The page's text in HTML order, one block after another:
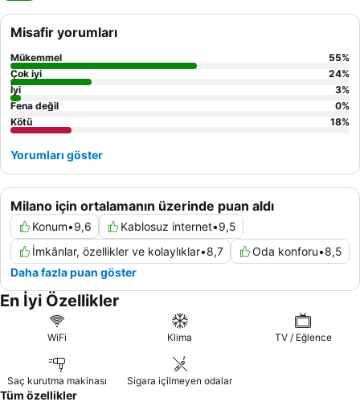
Milano için ortalamanın üzerinde puan aldı
Konum•9,6 Kablosuz internet•9,5
İmkânlar, özellikler ve kolaylıklar•8,7 Oda konforu•8,5
Daha fazla puan göster
Misafir yorumları
Mükemmel 55%
Çok iyi
24%
İyi
3%
Fena değil
0%
Kötü
18%
Yorumları göster
En İyi Özellikler
WiFi Klima TV / Eğlence
Saç kurutma makinası Sigara içilmeyen odalar
Tüm özellikler